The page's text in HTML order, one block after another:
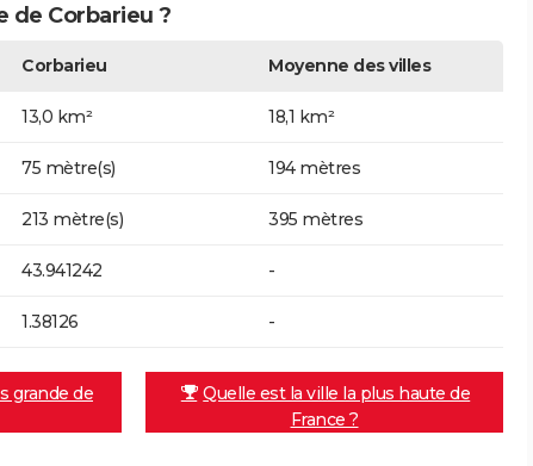
de Corbarieu ?
Corbarieu Moyenne des villes
13,0 km² 18,1 km²
75 mètre(s) 194 mètres
213 mètre(s) 395 mètres
43.941242 -
1.38126 -
grande de
Quelle est la ville la plus haute de
France ?